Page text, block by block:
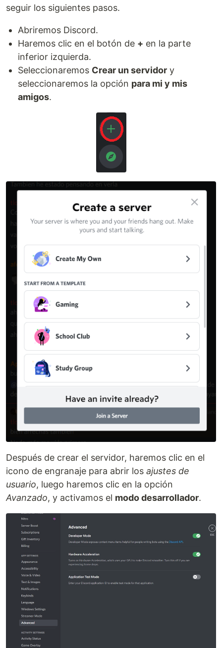
seguir los siguientes pasos.
Abriremos Discord.
Haremos clic en el botón de + en la parte
inferior izquierda.
Seleccionaremos Crear un servidor y
seleccionaremos la opción para mi y mis
amigos.
Después de crear el servidor, haremos clic en el
icono de engranaje para abrir los ajustes de
usuario, luego haremos clic en la opción
Avanzado, y activamos el modo desarrollador.